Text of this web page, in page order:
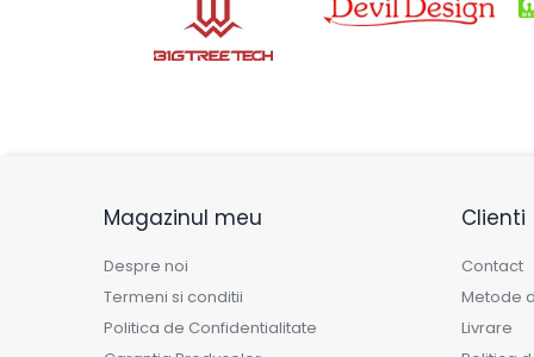
Magazinul meu
Despre noi
Termeni si conditii
Politica de Confidentialitate
Clienti
Contact
Metode
Livrare